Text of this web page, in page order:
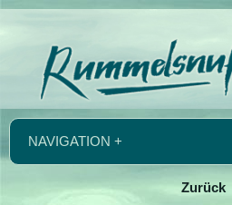
NAVIGATION +
Zurück